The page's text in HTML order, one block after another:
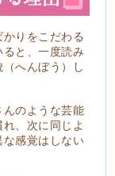
りをこだわる
と、一度読み
へんぼう）し
のような芸能
、次に同じよ
な感覚はしない